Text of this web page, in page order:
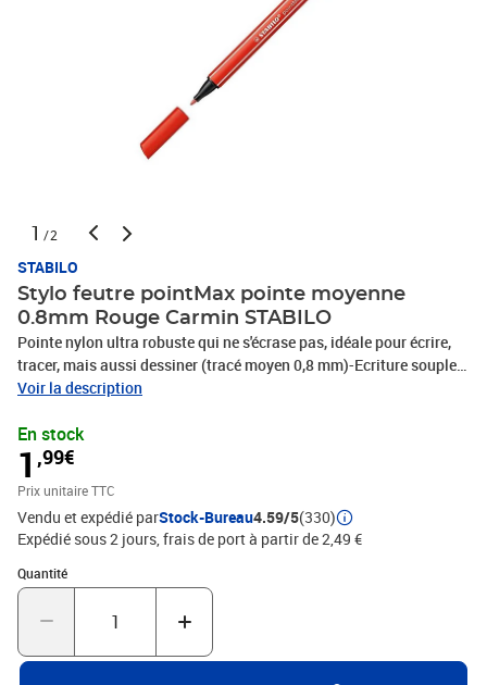
1 /2
STABILO
Stylo feutre pointMax pointe moyenne
0.8mm Rouge Carmin STABILO
Pointe nylon ultra robuste qui ne s'écrase pas, idéale pour écrire,
tracer, mais aussi dessiner (tracé moyen 0,8 mm)-Ecriture souple
et sans bavure. Tracé 0,8 mm-Encre à base d'eau. STABILO
Clip d'accrocheSTABILO pointMax est un feutre d'écriture pointe
moyenne de haute qualité, conçu pour un offrir confort d'écriture
optimal. Sa pointe en nylon, ultra robuste, garantit une écriture
fluide, un tracé régulier et sans bavure, même après un usage
intensif. Grâce à son encre à base d'eau, il peut rester ouvert 24h
sans sécher. Le stylo feutre STABILO pointMax est idéal pour la
prise de notes rapide tout en couleurs, le doodling ou bien encore
la création d'un bullet journal. Disponible en 24 couleurs, c'est un
stylo-feutre parfait pour l'écriture créative et colorée, à l'école
Voir la description
En stock
1 ,99€
Prix unitaire TTC
Vendu et expédié parStock-Bureau4.59/5(330)
Expédié sous 2 jours, frais de port à partir de 2,49 €
Quantité
Quantité : 1